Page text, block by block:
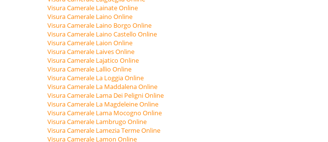
Visura Camerale Lainate Online
Visura Camerale Laino Online
Visura Camerale Laino Borgo Online
Visura Camerale Laino Castello Online
Visura Camerale Laion Online
Visura Camerale Laives Online
Visura Camerale Lajatico Online
Visura Camerale Lallio Online
Visura Camerale La Loggia Online
Visura Camerale La Maddalena Online
Visura Camerale Lama Dei Peligni Online
Visura Camerale La Magdeleine Online
Visura Camerale Lama Mocogno Online
Visura Camerale Lambrugo Online
Visura Camerale Lamezia Terme Online
Visura Camerale Lamon Online